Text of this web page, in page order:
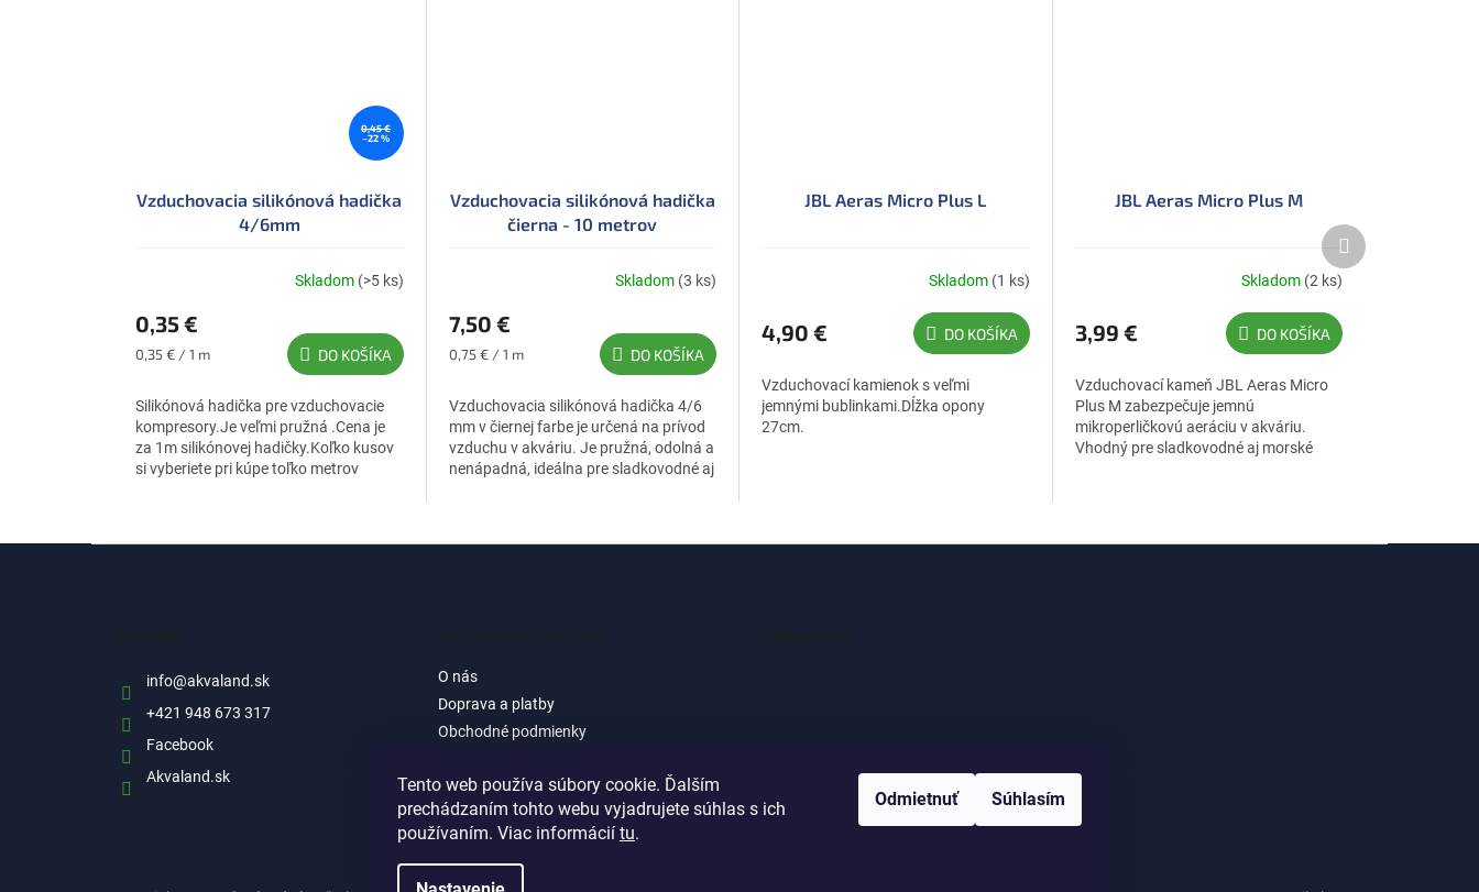
Tento web používa súbory cookie. Ďalším
prechádzaním tohto webu vyjadrujete súhlas s ich
používaním. Viac informácií tu.
Odmietnuť Súhlasím
0,45 €
–22 %
Vzduchovacia silikónová hadička
4/6mm
Skladom (>5 ks)
0,35 €
Jednotková
0,35 € / 1 m DO KOŠÍKA
Silikónová hadička pre vzduchovacie
kompresory.Je veľmi pružná .Cena je
za 1m silikónovej hadičky.Koľko kusov
si vyberiete pri kúpe toľko metrov
Vzduchovacia silikónová hadička
čierna - 10 metrov
Skladom (3 ks)
7,50 €
Jednotková
0,75 € / 1 m DO KOŠÍKA
Vzduchovacia silikónová hadička 4/6
mm v čiernej farbe je určená na prívod
vzduchu v akváriu. Je pružná, odolná a
nenápadná, ideálna pre sladkovodné aj
JBL Aeras Micro Plus L
Skladom (1 ks)
4,90 € DO KOŠÍKA
Vzduchovací kamienok s veľmi
jemnými bublinkami.Dĺžka opony
27cm.
JBL Aeras Micro Plus M
Skladom (2 ks)
3,99 € DO KOŠÍKA
Vzduchovací kameň JBL Aeras Micro
Plus M zabezpečuje jemnú
mikroperličkovú aeráciu v akváriu.
Vhodný pre sladkovodné aj morské
Ďalší
produkt
info@akvaland.sk
+421 948 673 317
Facebook
Akvaland.sk
O nás
Doprava a platby
Obchodné podmienky
informácie pre zákazníkov e-shopu
Reklamačné podmienky
Sledovať na Instagrame